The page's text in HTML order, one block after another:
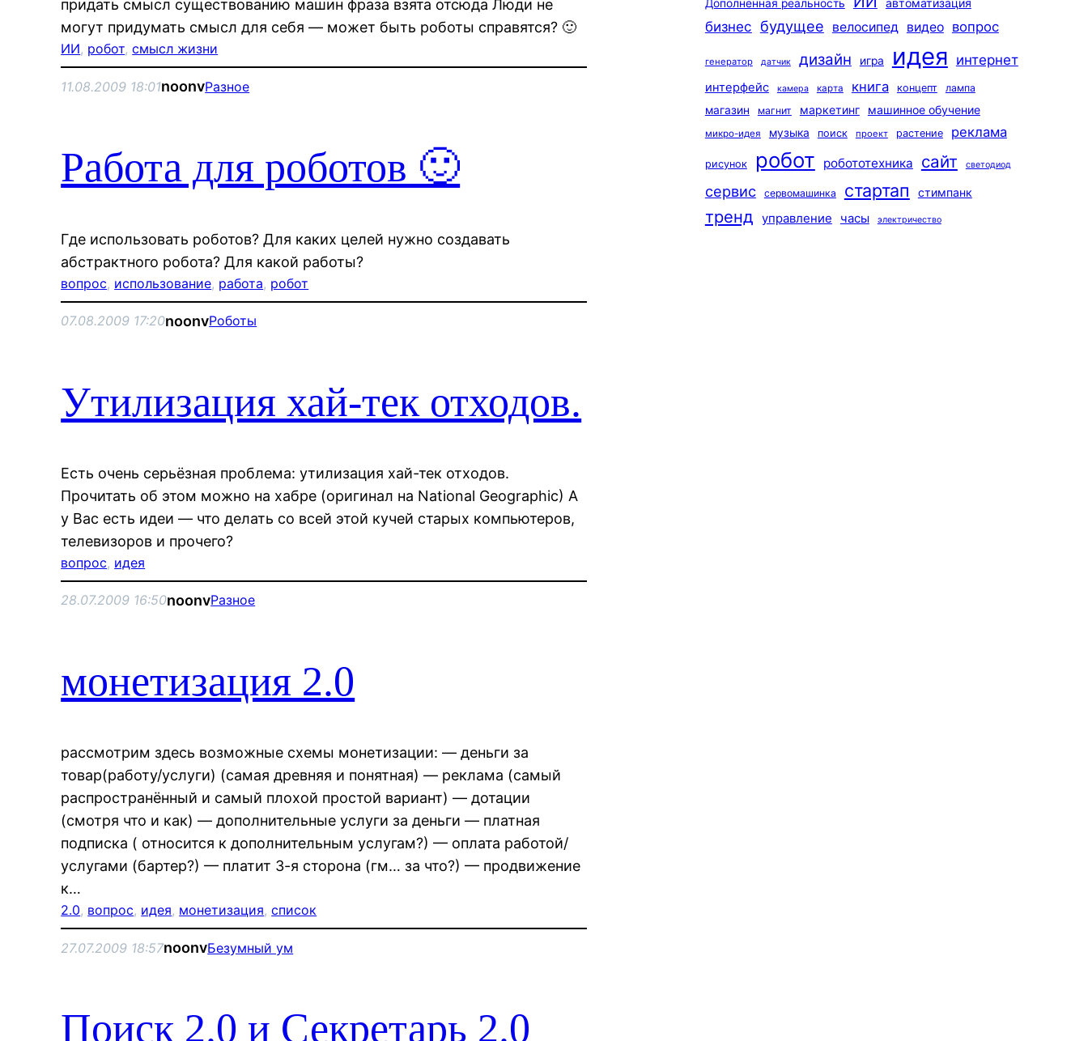
придать смысл существованию машин фраза взята отсюда Люди не
могут придумать смысл для себя — может быть роботы справятся? 🙂
ИИ, робот, смысл жизни
11.08.2009 18:01noonvРазное
Работа для роботов 🙂
Где использовать роботов? Для каких целей нужно создавать
абстрактного робота? Для какой работы?
вопрос, использование, работа, робот
07.08.2009 17:20noonvРоботы
Утилизация хай-тек отходов.
Есть очень серьёзная проблема: утилизация хай-тек отходов.
Прочитать об этом можно на хабре (оригинал на National Geographic) А
у Вас есть идеи — что делать со всей этой кучей старых компьютеров,
телевизоров и прочего?
вопрос, идея
28.07.2009 16:50noonvРазное
монетизация 2.0
рассмотрим здесь возможные схемы монетизации: — деньги за
товар(работу/услуги) (самая древняя и понятная) — реклама (самый
распространённый и самый плохой простой вариант) — дотации
(смотря что и как) — дополнительные услуги за деньги — платная
подписка ( относится к дополнительным услугам?) — оплата работой/
услугами (бартер?) — платит 3-я сторона (гм… за что?) — продвижение
к…
2.0, вопрос, идея, монетизация, список
27.07.2009 18:57noonvБезумный ум
Поиск 2.0 и Секретарь 2.0
Дополненная реальность
бизнес будущее велосипед видео вопрос
генератор датчик дизайн игра идея интернет
интерфейс камера карта книга концепт лампа
магазин магнит маркетинг машинное обучение
микро-идея музыка поиск проект растение реклама
рисунок робот робототехника сайт светодиод
сервис сервомашинка стартап стимпанк
тренд управление часы электричество